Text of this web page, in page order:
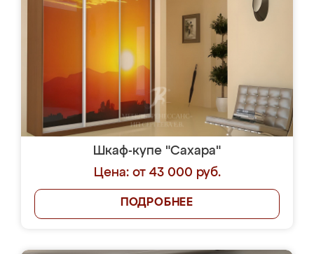
Шкаф-купе "Сахара"
Цена: от 43 000 руб.
ПОДРОБНЕЕ